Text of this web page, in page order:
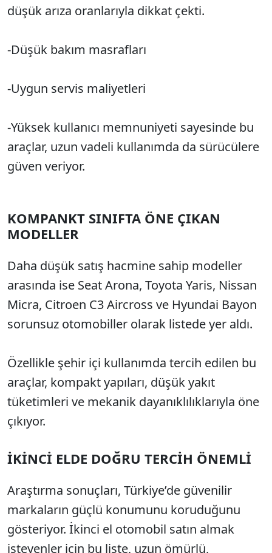
düşük arıza oranlarıyla dikkat çekti.
-Düşük bakım masrafları
-Uygun servis maliyetleri
-Yüksek kullanıcı memnuniyeti sayesinde bu
araçlar, uzun vadeli kullanımda da sürücülere
güven veriyor.
KOMPANKT SINIFTA ÖNE ÇIKAN
MODELLER
Daha düşük satış hacmine sahip modeller
arasında ise Seat Arona, Toyota Yaris, Nissan
Micra, Citroen C3 Aircross ve Hyundai Bayon
sorunsuz otomobiller olarak listede yer aldı.
Özellikle şehir içi kullanımda tercih edilen bu
araçlar, kompakt yapıları, düşük yakıt
tüketimleri ve mekanik dayanıklılıklarıyla öne
çıkıyor.
İKİNCİ ELDE DOĞRU TERCİH ÖNEMLİ
Araştırma sonuçları, Türkiye’de güvenilir
markaların güçlü konumunu koruduğunu
gösteriyor. İkinci el otomobil satın almak
isteyenler için bu liste, uzun ömürlü,